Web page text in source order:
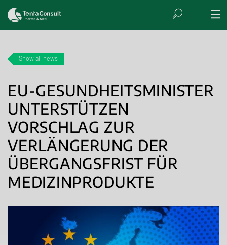
Show all news
EU-GESUNDHEITSMINISTER
UNTERSTÜTZEN
VORSCHLAG ZUR
VERLÄNGERUNG DER
ÜBERGANGSFRIST FÜR
MEDIZINPRODUKTE